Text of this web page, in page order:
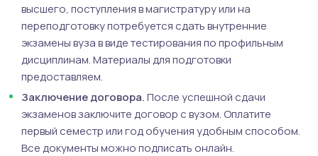
высшего, поступления в магистратуру или на
переподготовку потребуется сдать внутренние
экзамены вуза в виде тестирования по профильным
дисциплинам. Материалы для подготовки
предоставляем.
Заключение договора.После успешной сдачи
экзаменов заключите договор с вузом. Оплатите
первый семестр или год обучения удобным способом.
Все документы можно подписать онлайн.